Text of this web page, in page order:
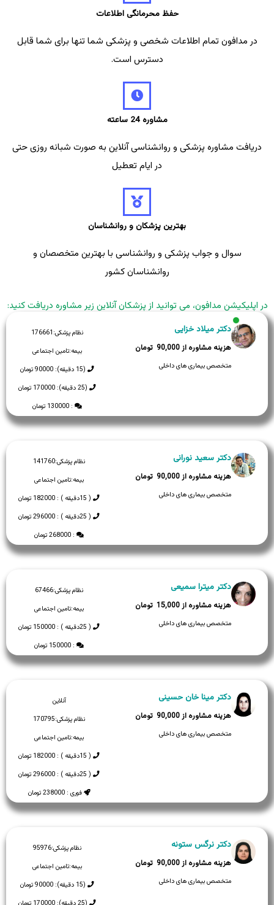
حفظ محرمانگی اطلاعات
در مدافون تمام اطلاعات شخصی و پزشکی شما تنها برای شما قابل
دسترس است.
مشاوره 24 ساعته
دریافت مشاوره پزشکی و روانشناسی آنلاین به صورت شبانه روزی حتی
در ایام تعطیل
بهترین پزشکان و روانشناسان
سوال و جواب پزشکی و روانشناسی با بهترین متخصصان و
روانشناسان کشور
در اپلیکیشن مدافون، می توانید از پزشکان آنلاین زیر مشاوره دریافت کنید:
نظام پزشکی:176661
بیمه:تامین اجتماعی
(15 دقیقه): 90000 تومان
(25 دقیقه): 170000 تومان
: 130000 تومان
دکتر میلاد خزایی
90,000
متخصص بیماری های داخلی
نظام پزشکی:141760
بیمه:تامین اجتماعی
( 15دقیقه ) : 182000 تومان
( 25دقیقه ) : 296000 تومان
: 268000 تومان
دکتر سعید نورانی
90,000
متخصص بیماری های داخلی
نظام پزشکی:67466
بیمه:تامین اجتماعی
( 25دقیقه ) : 150000 تومان
: 150000 تومان
دکتر میترا سمیعی
15,000
متخصص بیماری های داخلی
آنلاین
نظام پزشکی:170795
بیمه:تامین اجتماعی
( 15دقیقه ) : 182000 تومان
( 25دقیقه ) : 296000 تومان
فوری : 238000 تومان
دکتر مینا خان حسینی
90,000
متخصص بیماری های داخلی
نظام پزشکی:95976
بیمه:تامین اجتماعی
(15 دقیقه): 90000 تومان
دکتر نرگس ستونه
90,000
متخصص بیماری های داخلی